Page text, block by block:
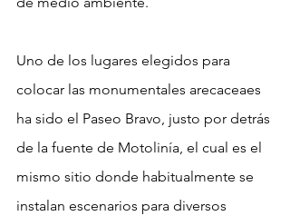
Uno de los lugares elegidos para
colocar las monumentales arecaceaes
ha sido el Paseo Bravo, justo por detrás
de la fuente de Motolinía, el cual es el
mismo sitio donde habitualmente se
instalan escenarios para diversos